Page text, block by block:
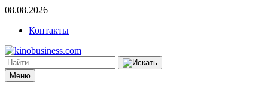
08.08.2026
Контакты
Меню